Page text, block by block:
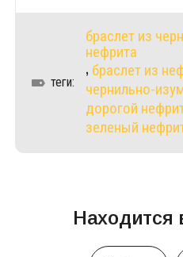
теги:
браслет из
нефрита
, браслет из
чернильно-
дорогой
зеленый
Находится